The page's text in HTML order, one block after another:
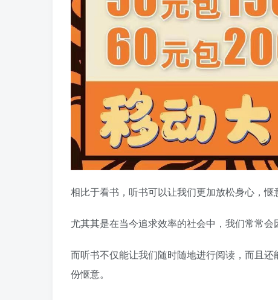
相比于看书，听书可以让我们更加放松身心，惬
尤其其是在当今追求效率的社会中，我们常常
而听书不仅能让我们随时随地进行阅读，而且
份惬意。